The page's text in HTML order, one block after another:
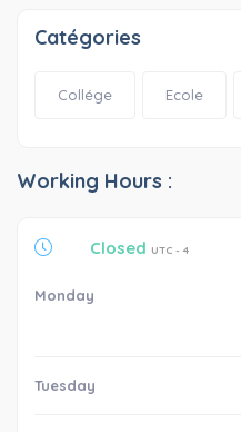
Catégories
Collége Ecole
Working Hours :
Closed UTC - 4
Monday
Tuesday